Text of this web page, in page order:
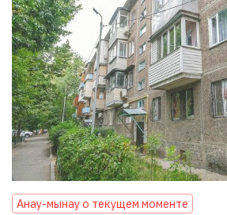
Анау-мынау о текущем моменте